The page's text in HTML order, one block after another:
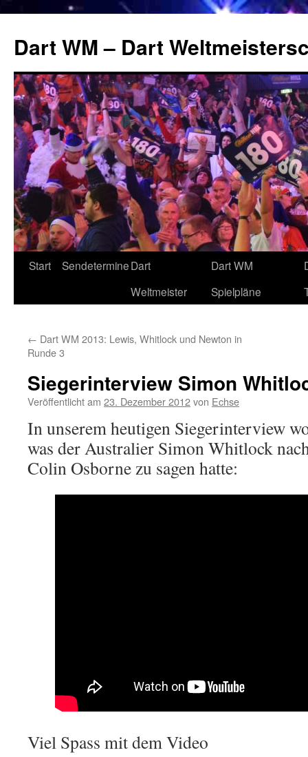
springen
Dart WM – Dart
Start SendetermineDart
Weltmeister
Dart WM
Spielpläne
← Dart WM 2013: Lewis, Whitlock und Newton in
Runde 3
Siegerinterview Simon
Veröffentlicht am 23. Dezember 2012von Echse
In unserem heutigen Siegerinterview
was der Australier Simon Whitlock
Colin Osborne zu sagen hatte:
Viel Spass mit dem Video